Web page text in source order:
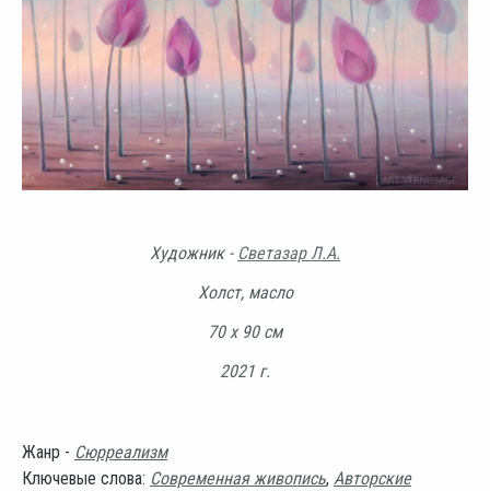
Художник - Светазар Л.А.
Холст, масло
70 х 90 см
2021 г.
Жанр - Сюрреализм
Ключевые слова: Современная живопись, Авторские